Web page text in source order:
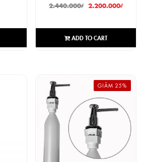
2.440.000₫ 2.200.000₫
ADD TO CART
GIẢM 25%